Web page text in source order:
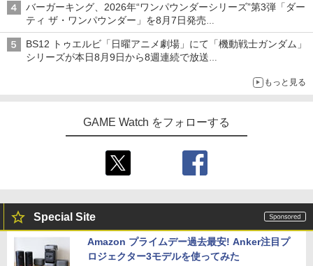
バーガーキング、2026年“ワンパウンダーシリーズ”第3弾「ダー
ティ ザ・ワンパウンダー」を8月7日発売
「特製ガーリックマヨソース」を使用した超大型チーズバーガー
BS12 トゥエルビ「日曜アニメ劇場」にて「機動戦士ガンダム」
シリーズが本日8月9日から8週連続で放送
もっと見る
GAME Watch をフォローする
Special Site
Amazon プライムデー過去最安! Anker注目プ
ロジェクター3モデルを使ってみた